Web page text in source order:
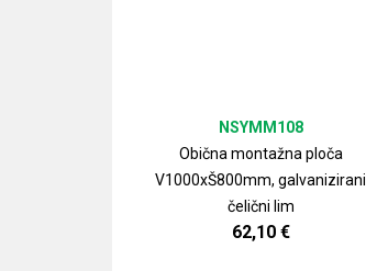
Obična montažna ploča
V1000xŠ800mm, galvanizirani
čelični lim
NSYMM108
62,10 €